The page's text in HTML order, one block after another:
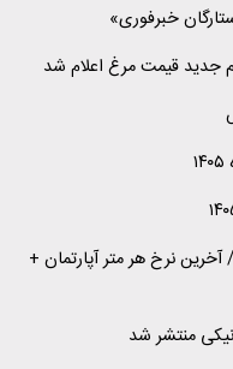
خبرفوری»
جدید قیمت مرغ اعلام شد
نرخ هر متر آپارتمان +
منتشر شد